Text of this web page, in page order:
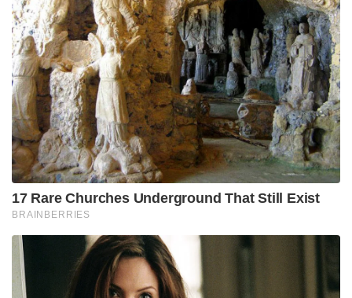
17 Rare Churches Underground That Still Exist
BRAINBERRIES